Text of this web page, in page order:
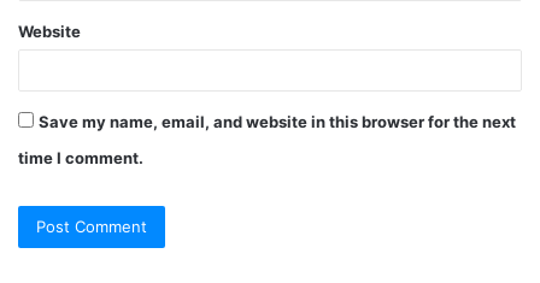
Website
Save my name, email, and website in this browser for the next
time I comment.